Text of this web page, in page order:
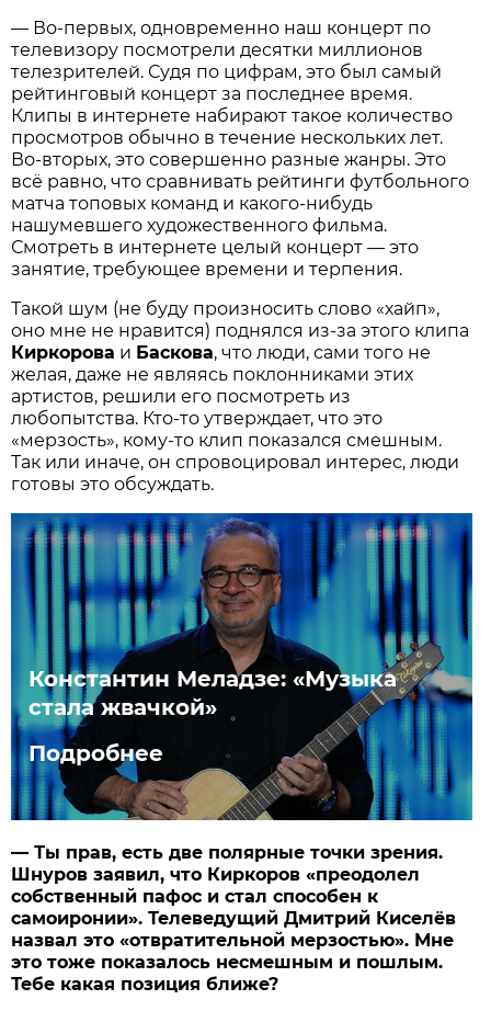
— Во-первых, одновременно наш концерт по
телевизору посмотрели десятки миллионов
телезрителей. Судя по цифрам, это был самый
рейтинговый концерт за последнее время.
Клипы в интернете набирают такое количество
просмотров обычно в течение нескольких лет.
Во-вторых, это совершенно разные жанры. Это
всё равно, что сравнивать рейтинги футбольного
матча топовых команд и какого-нибудь
нашумевшего художественного фильма.
Смотреть в интернете целый концерт — это
занятие, требующее времени и терпения.
Такой шум (не буду произносить слово «хайп»,
оно мне не нравится) поднялся из-за этого клипа
Киркорова и Баскова, что люди, сами того не
желая, даже не являясь поклонниками этих
артистов, решили его посмотреть из
любопытства. Кто-то утверждает, что это
«мерзость», кому-то клип показался смешным.
Так или иначе, он спровоцировал интерес, люди
готовы это обсуждать.
Константин Меладзе: «Музыка
стала жвачкой»
Подробнее
— Ты прав, есть две полярные точки зрения.
Шнуров заявил, что Киркоров «преодолел
собственный пафос и стал способен к
самоиронии». Телеведущий Дмитрий Киселёв
назвал это «отвратительной мерзостью». Мне
это тоже показалось несмешным и пошлым.
Тебе какая позиция ближе?